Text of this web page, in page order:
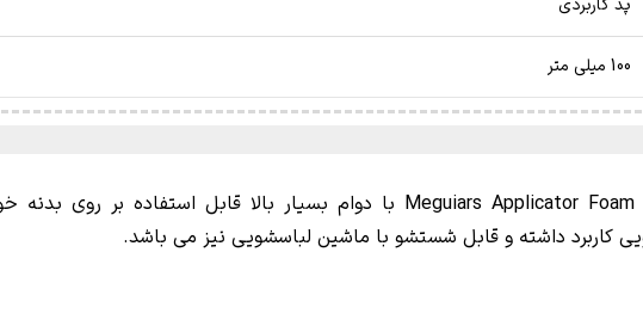
پد کاربردی
100 میلی متر
Applicator Foam
با دوام بسیار بالا قابل استفاده بر روی
کاربرد داشته و قابل شستشو با ماشین لباسشویی نیز می باشد.